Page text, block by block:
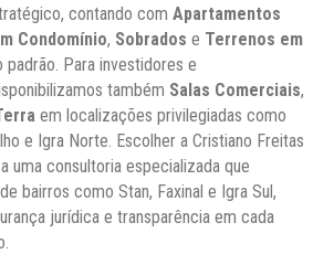
contando comApartamentos
Condomínio, Sobrados e Terrenos em
padrão. Para investidores e
também Salas Comerciais,
em localizações privilegiadas como
e Igra Norte. Escolher a Cristiano Freitas
uma consultoria especializada que
bairros como Stan, Faxinal e Igra Sul,
jurídica e transparência em cada